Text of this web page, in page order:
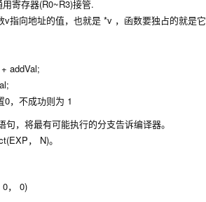
寄存器(R0~R3)接管.
指向地址的值，也就是 *v ，函数要独占的就是它
addVal;
，不成功则为 1
句，将最有可能执行的分支告诉编译器。
， N)。
， 0)